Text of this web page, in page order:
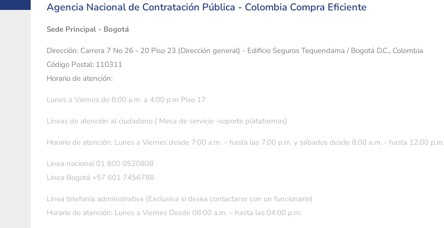
Agencia Nacional de Contratación Pública - Colombia Compra Eficiente
Sede Principal - Bogotá
Dirección: Carrera 7 No 26 - 20 Piso 23 (Dirección general) - Edificio Seguros Tequendama / Bogotá D.C., Colombia
Código Postal: 110311
Horario de atención:
Lunes a Viernes de 8:00 a.m. a 4:00 p.m Piso 17
Líneas de atención al ciudadano ( Mesa de servicio -soporte plataformas)
Horario de atención: Lunes a Viernes desde 7:00 a.m. – hasta las 7:00 p.m. y sábados desde 8:00 a.m. - hasta 12:00 p.m.
Linea nacional 01 800 0520808
Linea Bogotá +57 601 7456788
Linea telefonía administrativa (Exclusiva si desea contactarse con un funcionario)
Horario de atención: Lunes a Viernes Desde 08:00 a.m. – hasta las 04:00 p.m.